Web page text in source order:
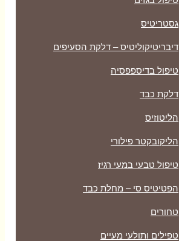
גסטריטיס
דיבריטיקוליטיס – דלקת הסעיפים
טיפול בדיספפסיה
דלקת כבד
הליטוזיס
הליקובקטר פילורי
טיפול טבעי במעי רגיז
הפטיטיס סי – מחלת כבד
טחורים
טפילים ותולעי מעיים